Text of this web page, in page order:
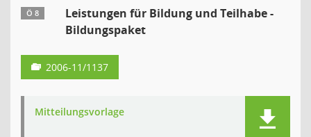
Ö 8
Leistungen für Bildung und Teilhabe -
Bildungspaket
2006-11/1137
Mitteilungsvorlage